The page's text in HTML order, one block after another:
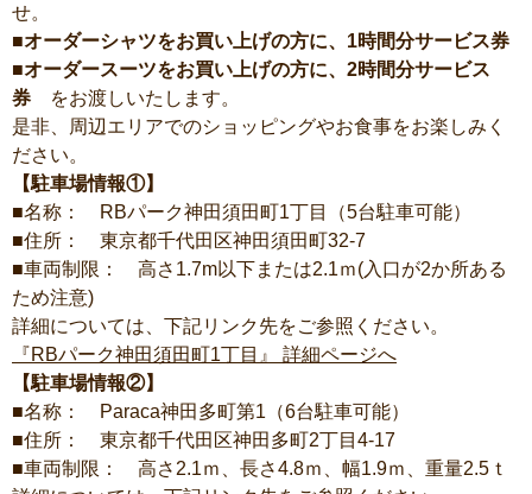
せ。
■オーダーシャツをお買い上げの方に、1時間分サービス券
■オーダースーツをお買い上げの方に、2時間分サービス
券 をお渡しいたします。
是非、周辺エリアでのショッピングやお食事をお楽しみく
ださい。
【駐車場情報①】
■名称： RBパーク神田須田町1丁目（5台駐車可能）
■住所： 東京都千代田区神田須田町32-7
■車両制限： 高さ1.7m以下または2.1ｍ(入口が2か所ある
ため注意)
詳細については、下記リンク先をご参照ください。
『RBパーク神田須田町1丁目』 詳細ページへ
【駐車場情報②】
■名称： Paraca神田多町第1（6台駐車可能）
■住所： 東京都千代田区神田多町2丁目4-17
■車両制限： 高さ2.1ｍ、長さ4.8ｍ、幅1.9ｍ、重量2.5ｔ